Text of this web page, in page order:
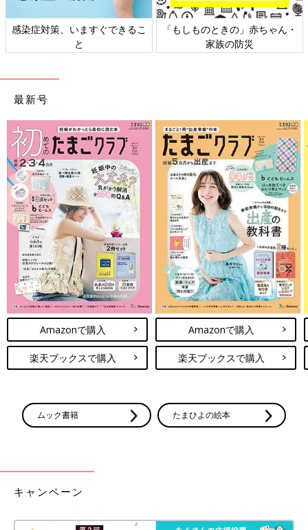
日本外来小児科学会リーフレッ
ト検討会
六星占術 細木かおりさんの人
相談
最新号
Amazonで購入
楽天ブックスで購入
Amazonで購入
楽天ブックスで購入
ムック書籍 たまひよの絵本
キャンペーン